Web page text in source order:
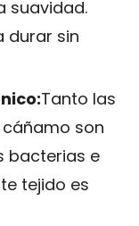
suavidad.
durar sin
Tanto las
son
bacterias e
tejido es